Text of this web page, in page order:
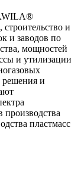
®
и
и заводов по
мощностей
и утилизации
решения и
производства
пластмасс